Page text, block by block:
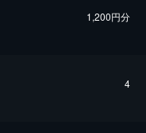
1,200円分
4